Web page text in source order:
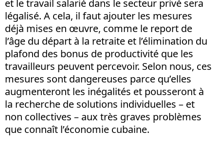
et le travail salarié dans le secteur privé sera
légalisé. A cela, il faut ajouter les mesures
déjà mises en œuvre, comme le report de
l’âge du départ à la retraite et l’élimination du
plafond des bonus de productivité que les
travailleurs peuvent percevoir. Selon nous, ces
mesures sont dangereuses parce qu’elles
augmenteront les inégalités et pousseront à
la recherche de solutions individuelles – et
non collectives – aux très graves problèmes
que connaît l’économie cubaine.